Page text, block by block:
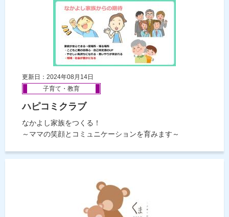
更新日：2024年08月14日
子育て・教育
ハピコミクラブ
なかよし家族をつくる！
～ママの笑顔とコミュニケーションを育みます～